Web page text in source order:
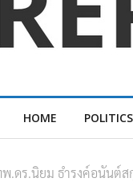
HOME POLITICS
.ดร.นิยม ธำรงค์อนันต์ส